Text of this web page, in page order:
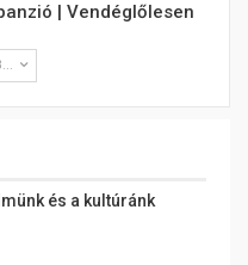
| Vendéglőlesen
és a kultúránk